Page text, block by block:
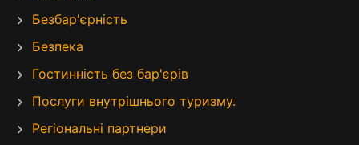
Безбар'єрність
Безпека
Гостинність без бар'єрів
Послуги внутрішнього туризму.
Регіональні партнери